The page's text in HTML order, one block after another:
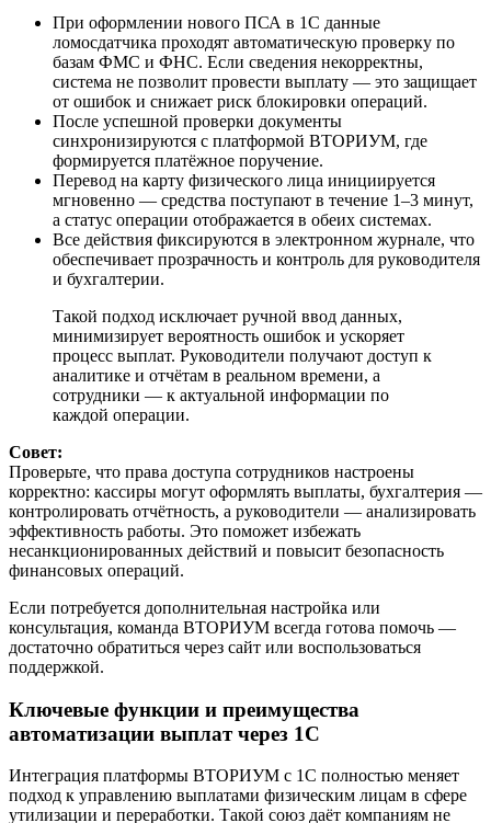
При оформлении нового ПСА в 1С данные
ломосдатчика проходят автоматическую проверку по
базам ФМС и ФНС. Если сведения некорректны,
система не позволит провести выплату — это защищает
от ошибок и снижает риск блокировки операций.
После успешной проверки документы
синхронизируются с платформой ВТОРИУМ, где
формируется платёжное поручение.
Перевод на карту физического лица инициируется
мгновенно — средства поступают в течение 1–3 минут,
а статус операции отображается в обеих системах.
Все действия фиксируются в электронном журнале, что
обеспечивает прозрачность и контроль для руководителя
и бухгалтерии.
Такой подход исключает ручной ввод данных,
минимизирует вероятность ошибок и ускоряет
процесс выплат. Руководители получают доступ к
аналитике и отчётам в реальном времени, а
сотрудники — к актуальной информации по
каждой операции.
Совет:
Проверьте, что права доступа сотрудников настроены
корректно: кассиры могут оформлять выплаты, бухгалтерия —
контролировать отчётность, а руководители — анализировать
эффективность работы. Это поможет избежать
несанкционированных действий и повысит безопасность
финансовых операций.
Если потребуется дополнительная настройка или
консультация, команда ВТОРИУМ всегда готова помочь —
достаточно обратиться через сайт или воспользоваться
поддержкой.
Ключевые функции и преимущества
автоматизации выплат через 1С
Интеграция платформы ВТОРИУМ с 1С полностью меняет
подход к управлению выплатами физическим лицам в сфере
утилизации и переработки. Такой союз даёт компаниям не